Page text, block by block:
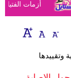
إسلامية
أزمات الفتيات
وتقييدها